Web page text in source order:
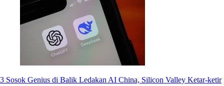
3 Sosok Genius di Balik Ledakan AI China, Silicon Valley Ketar-ketir